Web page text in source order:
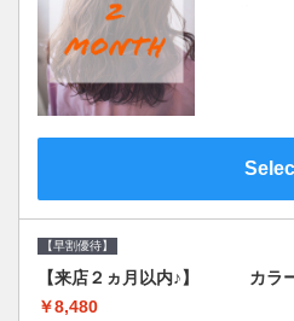
【早割優待】
【来店２ヵ月以内♪】 カラ
￥8,480